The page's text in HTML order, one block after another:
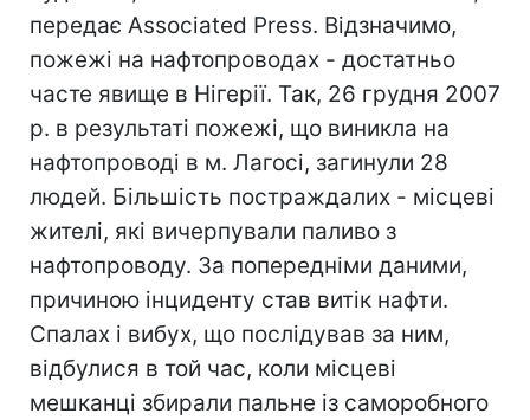
передає Associated Press. Відзначимо,
пожежі на нафтопроводах - достатньо
часте явище в Нігерії. Так, 26 грудня 2007
р. в результаті пожежі, що виникла на
нафтопроводі в м. Лагосі, загинули 28
людей. Більшість постраждалих - місцеві
жителі, які вичерпували паливо з
нафтопроводу. За попередніми даними,
причиною інциденту став витік нафти.
Спалах і вибух, що послідував за ним,
відбулися в той час, коли місцеві
мешканці збирали пальне із саморобного